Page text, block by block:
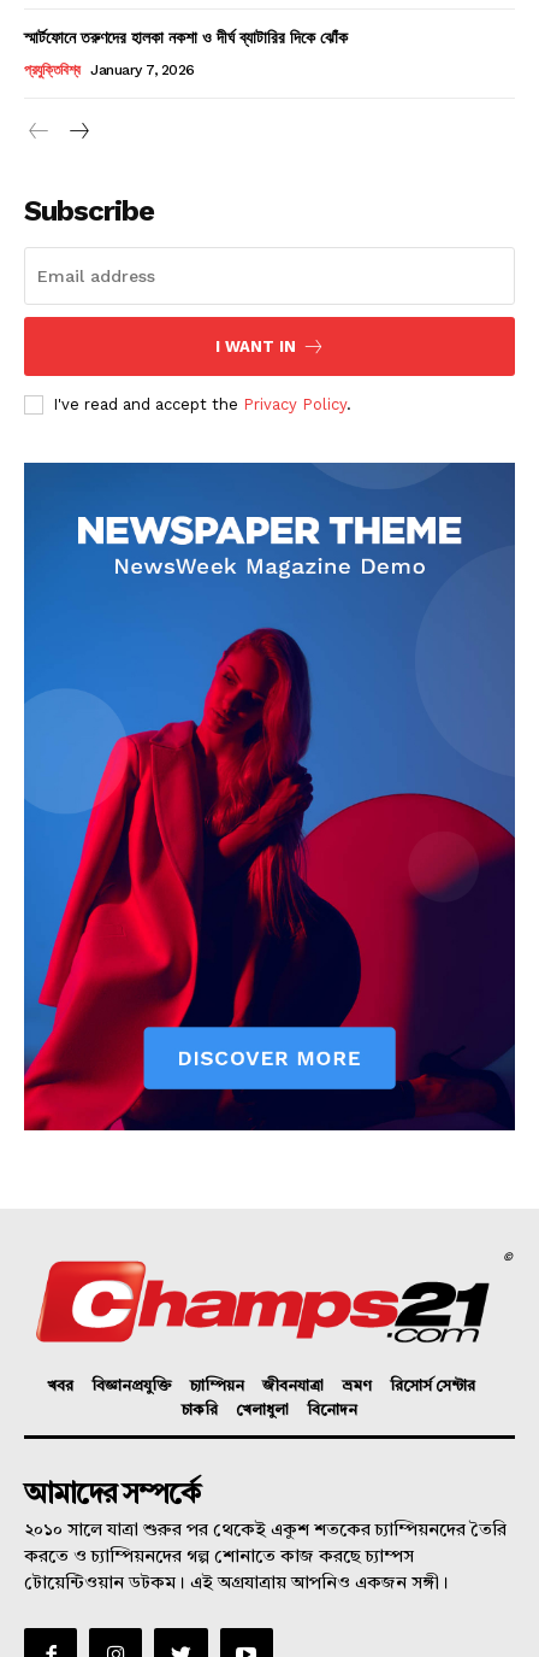
Company
About
Subscription Plans
My account
স্মার্টফোনে তরুণদের হালকা নকশা ও দীর্ঘ ব্যাটারির দিকে ঝোঁক
প্রযুক্তিবিশ্ব January 7, 2026
Subscribe
I WANT IN
I've read and accept the Privacy Policy.
©
খবর বিজ্ঞানপ্রযুক্তি চ্যাম্পিয়ন জীবনযাত্রা ভ্রমণ
রিসোর্স সেন্টার
চাকরি
খেলাধুলা বিনোদন
আমাদের সম্পর্কে
২০১০ সালে যাত্রা শুরুর পর থেকেই একুশ শতকের চ্যাম্পিয়নদের তৈরি
করতে ও চ্যাম্পিয়নদের গল্প শোনাতে কাজ করছে চ্যাম্পস
টোয়েন্টিওয়ান ডটকম। এই অগ্রযাত্রায় আপনিও একজন সঙ্গী।